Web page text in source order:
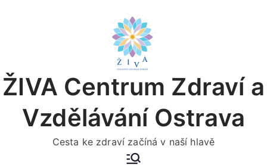
ŽIVA Centrum Zdraví a
Vzdělávání Ostrava
Cesta ke zdraví začíná v naší hlavě